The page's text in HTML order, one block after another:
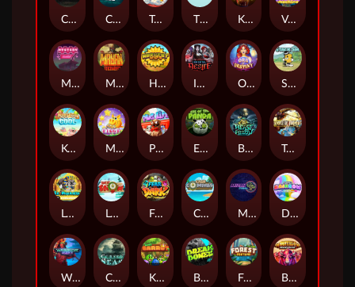
Chaos Crew Cubes 2 Tai The Toad The Respinners Klowns Vending Machine
Mystery Motel Mayan Stackways Harvest Wilds Immortal Desire Orb of Destiny Stack'em
Keep 'em Cool Magic Piggy Pug Life Eye of the Panda Beast Below Temple of Torment
Le Pharaoh Let It Snow Fear the Dark Cash Compass Miami Multiplier Double Rainbow
Warrior Ways Cursed Seas King Carrot Break Bones Forest Fortune Buffalo Stack'n'Sync